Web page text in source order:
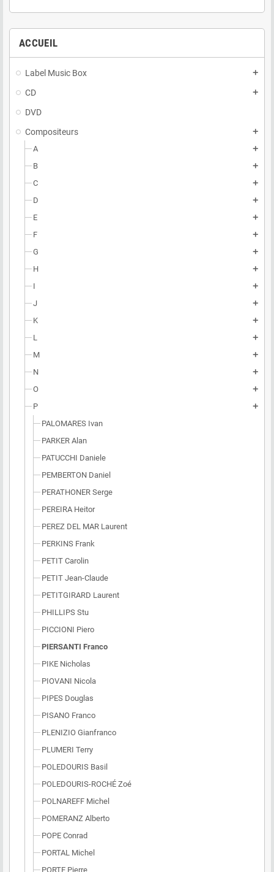
ACCUEIL
Label Music Box add
CD add
DVD
Compositeurs
add
A add
B add
C add
D add
E add
F add
G add
H add
I add
J add
K add
L add
M add
N add
O add
P add
PALOMARES Ivan
PARKER Alan
PATUCCHI Daniele
PEMBERTON Daniel
PERATHONER Serge
PEREIRA Heitor
PEREZ DEL MAR Laurent
PERKINS Frank
PETIT Carolin
PETIT Jean-Claude
PETITGIRARD Laurent
PHILLIPS Stu
PICCIONI Piero
PIERSANTI Franco
PIKE Nicholas
PIOVANI Nicola
PIPES Douglas
PISANO Franco
PLENIZIO Gianfranco
PLUMERI Terry
POLEDOURIS Basil
POLEDOURIS-ROCHÉ Zoé
POLNAREFF Michel
POMERANZ Alberto
POPE Conrad
PORTAL Michel
PORTE Pierre